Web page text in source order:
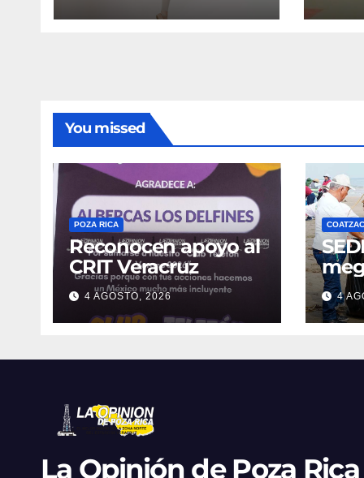
You missed
POZA RICA
Reconocen apoyo al
CRIT Veracruz
4 AGOSTO, 2026 4
La Opinión de Poza Rica